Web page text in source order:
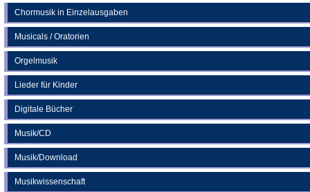
Chormusik in Einzelausgaben
Musicals / Oratorien
Orgelmusik
Lieder für Kinder
Digitale Bücher
Musik/CD
Musik/Download
Musikwissenschaft